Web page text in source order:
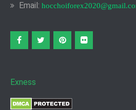
Email:
Exness